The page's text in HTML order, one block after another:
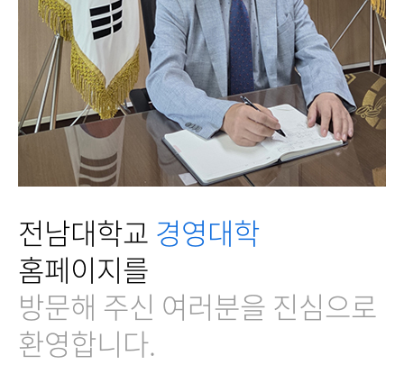
전남대학교 경영대학
홈페이지를
방문해 주신 여러분을 진심으로
환영합니다.